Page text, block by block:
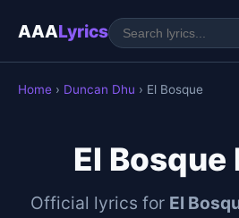
AAALyrics
Home › Duncan Dhu › El Bosque
El Bosque
Official lyrics for El